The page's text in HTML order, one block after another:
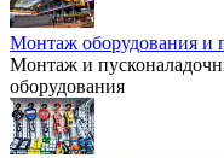
Монтаж оборудования и
Монтаж и
оборудования